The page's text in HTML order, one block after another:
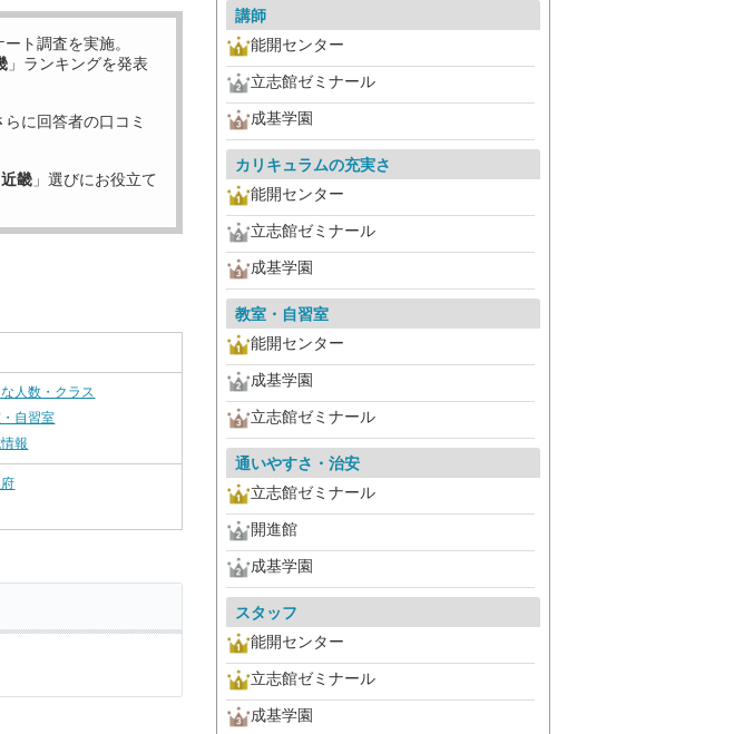
ト調査を実施。
」ランキングを発表
らに回答者の口コミ
畿 」選びにお役立て
人数・クラス
自習室
報
講師
能開センター
立志館ゼミナール
成基学園
カリキュラムの充実さ
能開センター
立志館ゼミナール
成基学園
教室・自習室
能開センター
成基学園
立志館ゼミナール
通いやすさ・治安
立志館ゼミナール
開進館
成基学園
スタッフ
能開センター
立志館ゼミナール
成基学園